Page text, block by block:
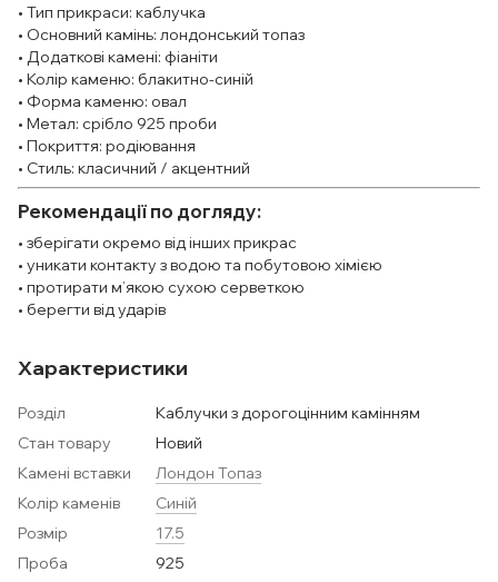
• Тип прикраси: каблучка
• Основний камінь: лондонський топаз
• Додаткові камені: фіаніти
• Колір каменю: блакитно-синій
• Форма каменю: овал
• Метал: срібло 925 проби
• Покриття: родіювання
• Стиль: класичний / акцентний
Рекомендації по догляду:
• зберігати окремо від інших прикрас
• уникати контакту з водою та побутовою хімією
• протирати м’якою сухою серветкою
• берегти від ударів
Характеристики
Розділ
Каблучки з дорогоцінним камінням
Стан товару
Новий
Камені вставки
Лондон Топаз
Колір каменів
Синій
Розмір
17.5
Проба
925